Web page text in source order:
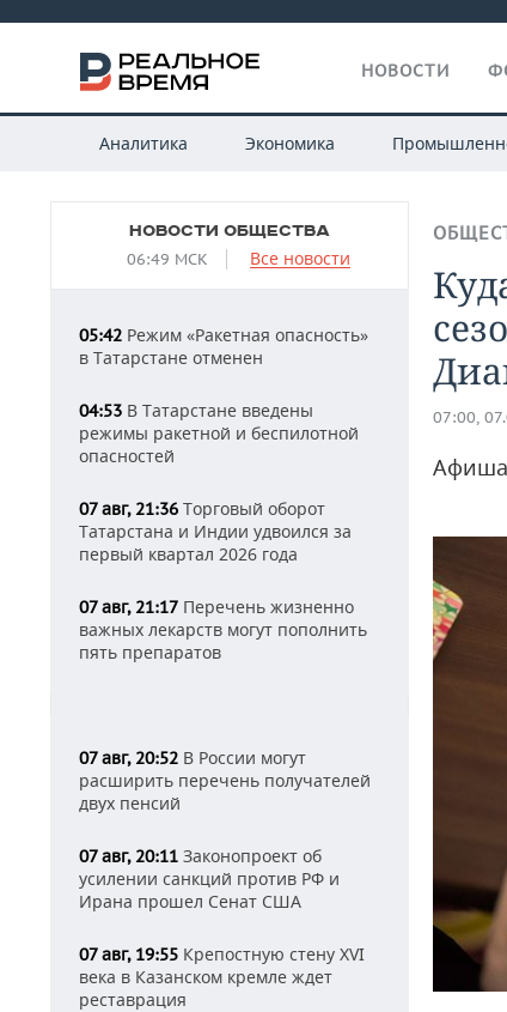
НОВОСТИ
Аналитика Экономика
НОВОСТИ ОБЩЕСТВА
06:49 МСК Все новости
05:42 Режим «Ракетная опасность»
в Татарстане отменен
04:53 В Татарстане введены
режимы ракетной и беспилотной
опасностей
07 авг, 21:36 Торговый оборот
Татарстана и Индии удвоился за
первый квартал 2026 года
07 авг, 21:17 Перечень жизненно
важных лекарств могут пополнить
пять препаратов
07 авг, 20:52 В России могут
расширить перечень получателей
двух пенсий
07 авг, 20:11 Законопроект об
усилении санкций против РФ и
Ирана прошел Сенат США
07 авг, 19:55 Крепостную стену XVI
века в Казанском кремле ждет
реставрация
07:00,
Афиша